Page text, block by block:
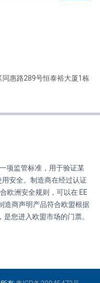
惠路289号恒泰裕大厦1栋
项监管标准，用于验证某
安全。制造商在经过认证
欧洲安全规则，可以在 EE
造商声明产品符合欧盟根据
您进入欧盟市场的门票。